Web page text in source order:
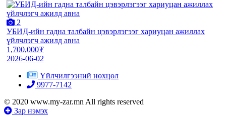
2
УБИД-ийн гадна талбайн цэвэрлэгээг хариуцан ажиллах
үйлчлэгч ажилд авна
1,700,000₮
2026-06-02
Үйлчилгээний нөхцөл
9977-7142
© 2020 www.my-zar.mn All rights reserved
Зар нэмэх